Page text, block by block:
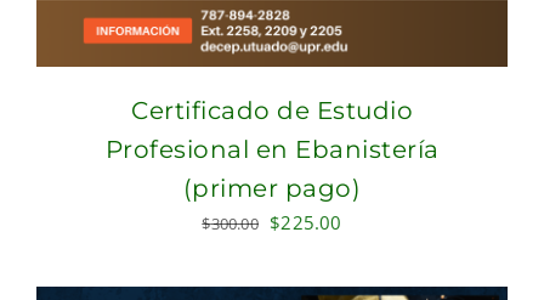
Certificado de Estudio
Profesional en Ebanistería
(primer pago)
$300.00 Original
was:
$225.00
is: